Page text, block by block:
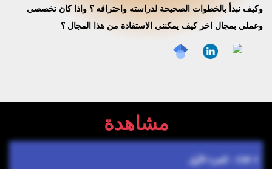
وكيف نبدأ بالخطوات الصحيحة لدراسته واحترافه ؟ واذا كان تخصصي
وعملي بمجال اخر كيف يمكنني الاستفادة من هذا المجال ؟
مشاهدة